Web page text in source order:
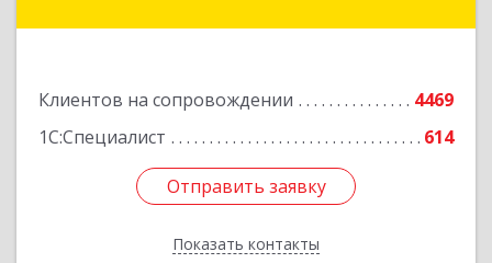
Клиентов на сопровождении
4469
1С:Специалист
614
Отправить заявку
Показать контакты
Отправить заявку
Назад